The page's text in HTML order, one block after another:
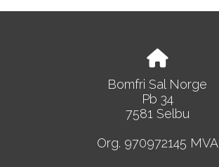
Bomfri Sal Norge
Pb 34
7581 Selbu
Org. 970972145 MVA